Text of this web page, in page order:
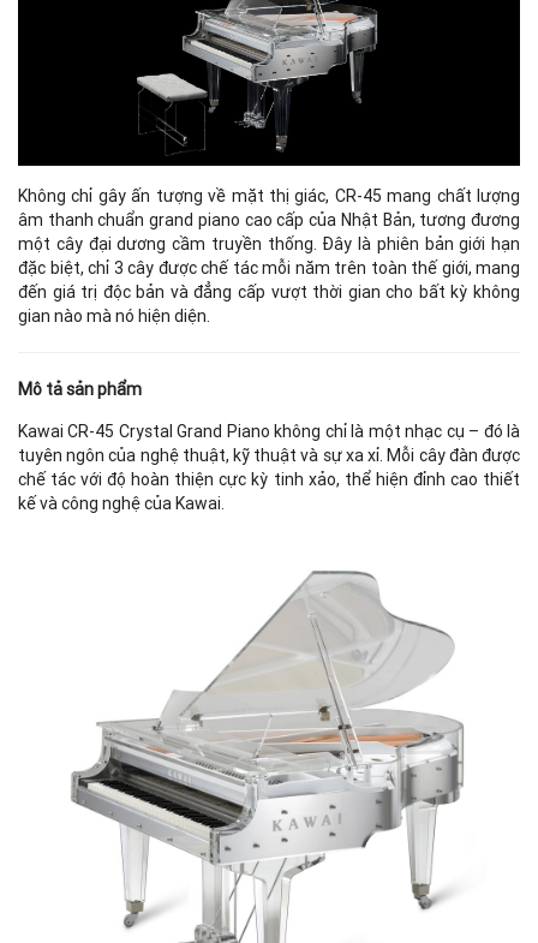
Không chỉ gây ấn tượng về mặt thị giác, CR-45 mang chất lượng
âm thanh chuẩn grand piano cao cấp của Nhật Bản, tương đương
một cây đại dương cầm truyền thống. Đây là phiên bản giới hạn
đặc biệt, chỉ 3 cây được chế tác mỗi năm trên toàn thế giới, mang
đến giá trị độc bản và đẳng cấp vượt thời gian cho bất kỳ không
gian nào mà nó hiện diện.
Mô tả sản phẩm
Kawai CR-45 Crystal Grand Piano không chỉ là một nhạc cụ – đó là
tuyên ngôn của nghệ thuật, kỹ thuật và sự xa xỉ. Mỗi cây đàn được
chế tác với độ hoàn thiện cực kỳ tinh xảo, thể hiện đỉnh cao thiết
kế và công nghệ của Kawai.